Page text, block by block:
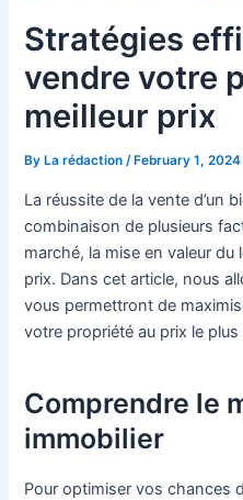
Stratégies
vendre votre
meilleur prix
By La rédaction/ February 1, 2024
La réussite de la vente d’un
combinaison de plusieurs
marché, la mise en valeur
prix. Dans cet article, nous
vous permettront de
votre propriété au prix le plus
Comprendre le
immobilier
Pour optimiser vos chances